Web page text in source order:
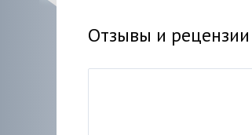
Отзывы и рецензии